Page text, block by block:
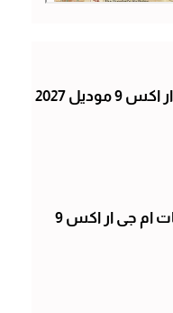
2027
سعر ومواصفات ام جى ار اكس 9